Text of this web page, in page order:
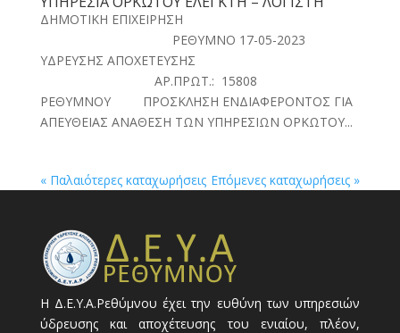
ΔΗΜΟΤΙΚΗ ΕΠΙΧΕΙΡΗΣΗ
ΡΕΘΥΜΝΟ 17-05-2023
ΥΔΡΕΥΣΗΣ ΑΠΟΧΕΤΕΥΣΗΣ
ΑΡ.ΠΡΩΤ.: 15808
ΡΕΘΥΜΝΟΥ ΠΡΟΣΚΛΗΣΗ ΕΝΔΙΑΦΕΡΟΝΤΟΣ ΓΙΑ
ΑΠΕΥΘΕΙΑΣ ΑΝΑΘΕΣΗ ΤΩΝ ΥΠΗΡΕΣΙΩΝ ΟΡΚΩΤΟΥ...
« Παλαιότερες καταχωρήσεις Επόμενες καταχωρήσεις »
Η Δ.Ε.Υ.Α.Ρεθύμνου έχει την ευθύνη των υπηρεσιών
ύδρευσης και αποχέτευσης του ενιαίου, πλέον,